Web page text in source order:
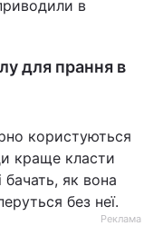
в
для прання в
користуються
краще класти
бачать, як вона
без неї.
Реклама